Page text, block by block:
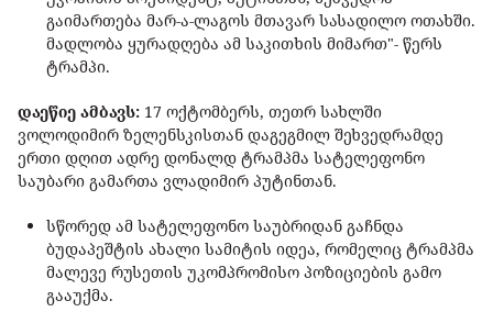
გაიმართება მარ-ა-ლაგოს მთავარ სასადილო ოთახში.
მადლობა ყურადღება ამ საკითხის მიმართ"- წერს
ტრამპი.
დაეწიე ამბავს: 17 ოქტომბერს, თეთრ სახლში
ვოლოდიმირ ზელენსკისთან დაგეგმილ შეხვედრამდე
ერთი დღით ადრე დონალდ ტრამპმა სატელეფონო
საუბარი გამართა ვლადიმირ პუტინთან.
სწორედ ამ სატელეფონო საუბრიდან გაჩნდა
ბუდაპეშტის ახალი სამიტის იდეა, რომელიც ტრამპმა
მალევე რუსეთის უკომპრომისო პოზიციების გამო
გააუქმა.